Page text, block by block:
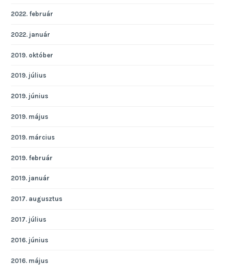
2022. február
2022. január
2019. október
2019. július
2019. június
2019. május
2019. március
2019. február
2019. január
2017. augusztus
2017. július
2016. június
2016. május